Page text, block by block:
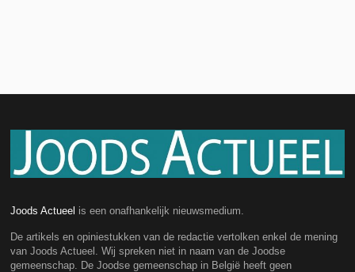
Joods Actueel is een onafhankelijk nieuwsmedium.
De artikels en opiniestukken van de redactie vertolken enkel de mening
van Joods Actueel. Wij spreken niet in naam van de Joodse
gemeenschap. De Joodse gemeenschap in België heeft geen